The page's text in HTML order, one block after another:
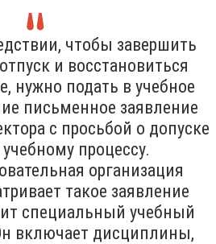
чтобы завершить
и восстановиться
нужно подать в учебное
письменное заявление
с просьбой о допуске
учебному процессу.
организация
такое заявление
специальный учебный
включает дисциплины,